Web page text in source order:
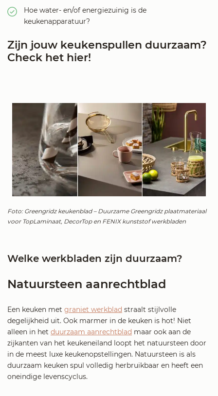
Hoe water- en/of energiezuinig is de
keukenapparatuur?
Zijn jouw keukenspullen duurzaam?
Check het hier!
Foto: Greengridz keukenblad – Duurzame Greengridz plaatmateriaal
voor TopLaminaat, DecorTop en FENIX kunststof werkbladen
Welke werkbladen zijn duurzaam?
Natuursteen aanrechtblad
Een keuken met graniet werkblad straalt stijlvolle
degelijkheid uit. Ook marmer in de keuken is hot! Niet
alleen in het duurzaam aanrechtblad maar ook aan de
zijkanten van het keukeneiland loopt het natuursteen door
in de meest luxe keukenopstellingen. Natuursteen is als
duurzaam keuken spul volledig herbruikbaar en heeft een
oneindige levenscyclus.